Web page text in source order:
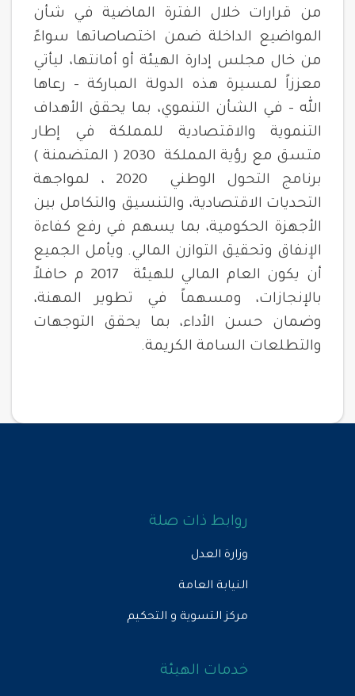
من قرارات خلال الفترة الماضية في شأن
المواضيع الداخلة ضمن اختصاصاتها سواءً
من خال مجلس إدارة الهيئة أو أمانتها، ليأتي
معززاً لمسيرة هذه الدولة المباركة – رعاها
الله – في الشأن التنموي، بما يحقق الأهداف
التنموية والاقتصادية للمملكة في إطار
متسق مع رؤية المملكة 2030 ( المتضمنة )
برنامج التحول الوطني 2020 ، لمواجهة
التحديات الاقتصادية، والتنسيق والتكامل بين
الأجهزة الحكومية، بما يسهم في رفع كفاءة
الإنفاق وتحقيق التوازن المالي. ويأمل الجميع
أن يكون العام المالي للهيئة 2017 م حافلاً
بالإنجازات، ومسهماً في تطوير المهنة،
وضمان حسن الأداء، بما يحقق التوجهات
والتطلعات السامة الكريمة.
روابط ذات صلة
وزارة العدل
النيابة العامة
مركز التسوية و التحكيم
خدمات الهيئة